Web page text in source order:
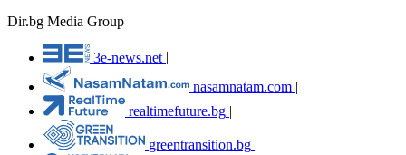
Dir.bg Media Group
3e-news.net
nasamnatam.com |
realtimefuture.bg |
greentransition.bg |